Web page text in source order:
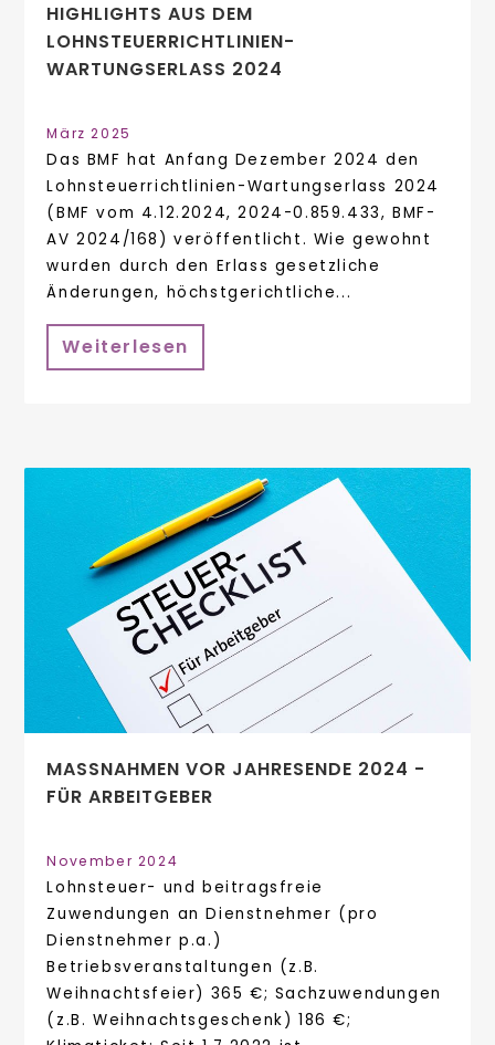
HIGHLIGHTS AUS DEM
LOHNSTEUERRICHTLINIEN-
WARTUNGSERLASS 2024
März 2025
Das BMF hat Anfang Dezember 2024 den
Lohnsteuerrichtlinien-Wartungserlass 2024
(BMF vom 4.12.2024, 2024-0.859.433, BMF-
AV 2024/168) veröffentlicht. Wie gewohnt
wurden durch den Erlass gesetzliche
Änderungen, höchstgerichtliche...
Weiterlesen
MASSNAHMEN VOR JAHRESENDE 2024 - F
ÜR ARBEITGEBER
November 2024
Lohnsteuer- und beitragsfreie
Zuwendungen an Dienstnehmer (pro
Dienstnehmer p.a.)
Betriebsveranstaltungen (z.B.
Weihnachtsfeier) 365 €; Sachzuwendungen
(z.B. Weihnachtsgeschenk) 186 €;